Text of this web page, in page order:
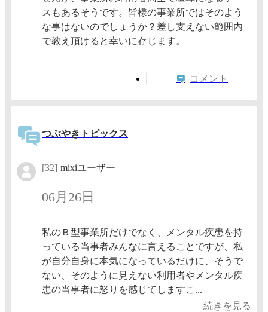
スもあるそうです。皆様の事業所ではそのよう
な事はないのでしょうか？差し支えない範囲内
で教え頂けると幸いに存じます。
コメント
つぶやきトピックス
[32] mixiユーザー
06月26日
私のＢ型事業所だけでなく、メンタル疾患を持
っている当事者みんなに言えることですが、私
が自分自身に本気になっているだけに、そうで
ない、そのように見えない利用者やメンタル疾
患の当事者に怒りを感じてしますこ...
続きを見る